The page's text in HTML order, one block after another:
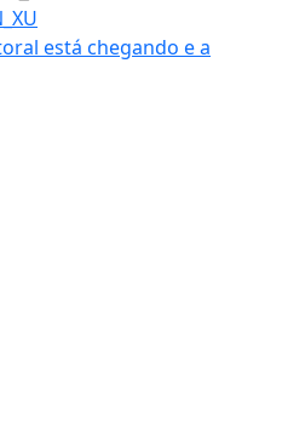
está chegando e a